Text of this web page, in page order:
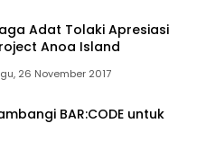
Adat Tolaki Apresiasi
Anoa Island
26 November 2017
BAR:CODE untuk